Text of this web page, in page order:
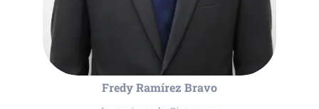
Fredy Ramírez Bravo